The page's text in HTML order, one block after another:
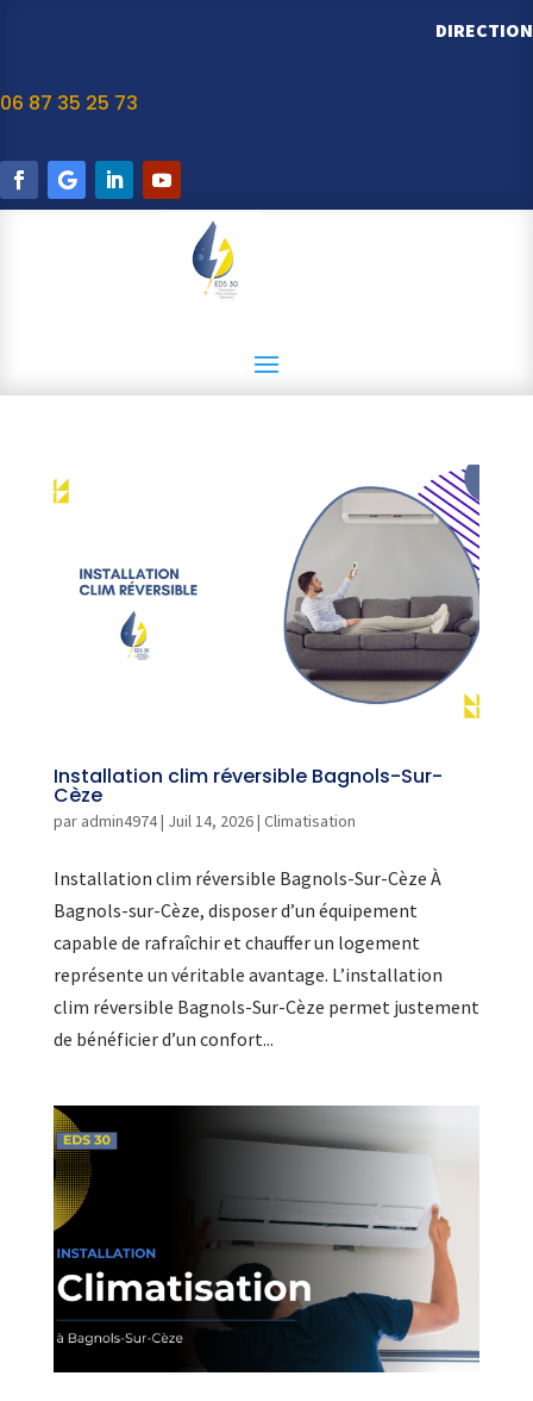
DIRECTION
06 87 35 25 73
Installation clim réversible Bagnols-Sur-
Cèze
par admin4974| Juil 14, 2026| Climatisation
Installation clim réversible Bagnols-Sur-Cèze À
Bagnols-sur-Cèze, disposer d’un équipement
capable de rafraîchir et chauffer un logement
représente un véritable avantage. L’installation
clim réversible Bagnols-Sur-Cèze permet justement
de bénéficier d’un confort...